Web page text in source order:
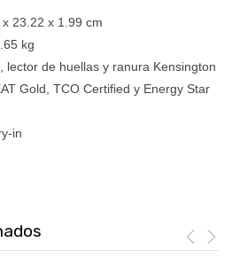
23.22 x 1.99 cm
kg
lector de huellas y ranura Kensington
Gold, TCO Certified y Energy Star
in